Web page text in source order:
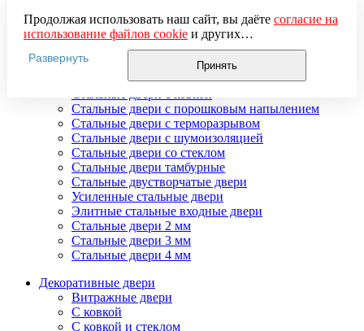
Стальные двери в подъезд
Стальные двери внутреннего открывания
Стальные двери массив
Стальные двери мдф
Стальные двери с зеркалом
Стальные двери с порошковым напылением
Стальные двери с терморазрывом
Стальные двери с шумоизоляцией
Стальные двери со стеклом
Стальные двери тамбурные
Стальные двустворчатые двери
Усиленные стальные двери
Элитные стальные входные двери
Стальные двери 2 мм
Стальные двери 3 мм
Стальные двери 4 мм
Декоративные двери
Витражные двери
С ковкой
С ковкой и стеклом
Продолжая использовать наш сайт, вы даёте согласие на
использование файлов cookieи других
пользовательских данных (включая IP-адрес, сведения о
местоположении, устройстве, действиях на сайте и т. п.)
для функционирования сайта, проведения
использования систем аналитики (например,
Яндекс.Метрика), в соответствии с нашей
обработки персональных данных.
Если вы не хотите, чтобы ваши данные обрабатывались,
настройте ограничения в браузере или покиньте сайт.
Развернуть
Принять